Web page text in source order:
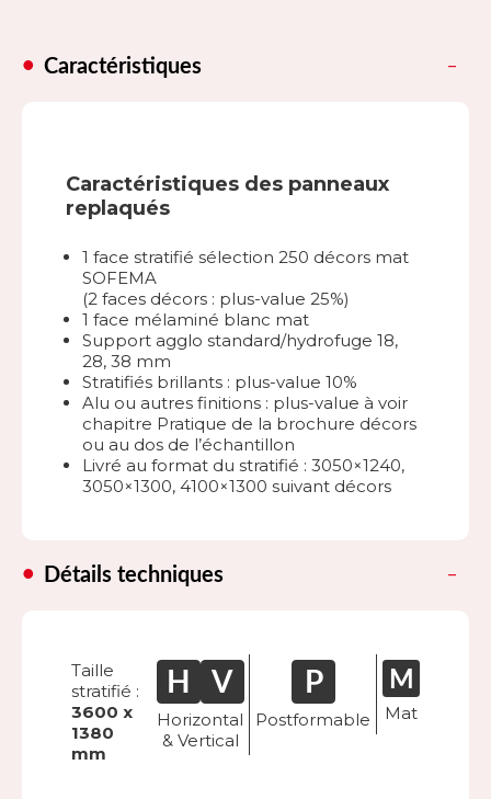
Caractéristiques
Caractéristiques des panneaux
replaqués
1 face stratifié sélection 250 décors mat
SOFEMA
(2 faces décors : plus-value 25%)
1 face mélaminé blanc mat
Support agglo standard/hydrofuge 18,
28, 38 mm
Stratifiés brillants : plus-value 10%
Alu ou autres finitions : plus-value à voir
chapitre Pratique de la brochure décors
ou au dos de l’échantillon
Livré au format du stratifié : 3050×1240,
3050×1300, 4100×1300 suivant décors
Détails techniques
Taille
stratifié :
3600 x
1380
mm
Horizontal
& Vertical
Postformable Mat